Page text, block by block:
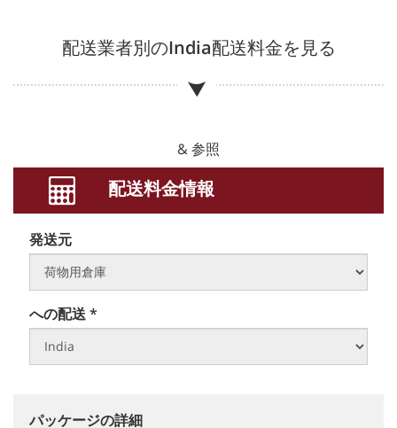
配送業者別のIndia配送料金を見る
& 参照
配送料金情報
発送元
への配送 *
パッケージの詳細